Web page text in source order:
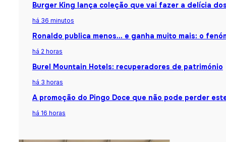
Burger King lança coleção que vai fazer a delícia
há 36 minutos
Ronaldo publica menos… e ganha muito mais: o
há 2 horas
Burel Mountain Hotels: recuperadores de património
há 3 horas
A promoção do Pingo Doce que não pode perder
há 16 horas